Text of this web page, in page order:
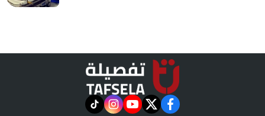
facebook
twitter
youtube
instagram
tiktok